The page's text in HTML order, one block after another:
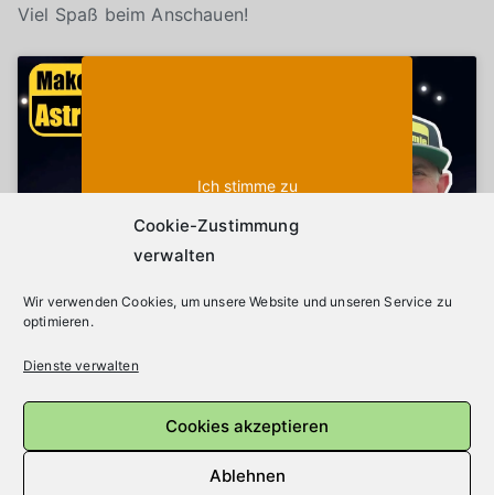
Cookie-Zustimmung
verwalten
Wir verwenden Cookies, um unsere Website und unseren Service zu
optimieren.
Dienste verwalten
Cookies akzeptieren
Ablehnen
Viel Spaß beim Anschauen!
Ich stimme zu
Beitragsnavigation
Astronomietag 16.10.2021 Juwelen am Himmelszelt
Sternenhimmel im Dezember 2021